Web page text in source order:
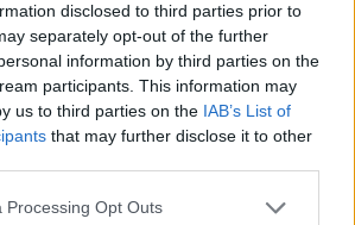
disclosed to third parties prior to
separately opt-out of the further
information by third parties on the
participants. This information may
us to third parties on the IAB’s List of
that may further disclose it to other
website/app uses one or more Google
Processing Opt Outs
sono state
a causa di danni alla pista causati
gli attuali lavori di prevenzione
problemi simili in futuro.
adeguata, dalla fine di